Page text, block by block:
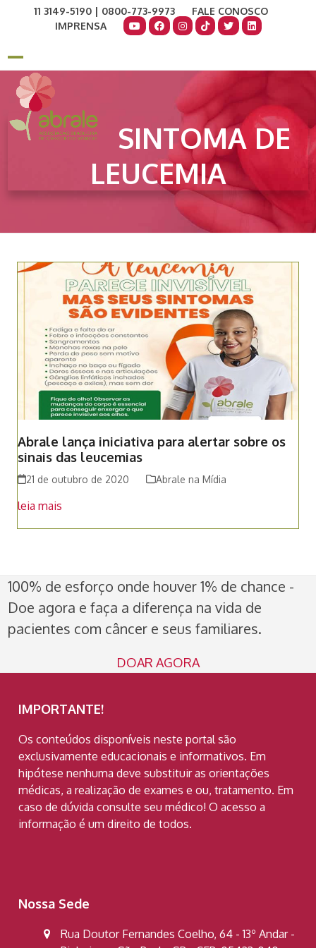
11 3149-5190 | 0800-773-9973
FALE CONOSCO
IMPRENSA
Open
mobile
menu
Close
mobile
menu
SINTOMA DE
LEUCEMIA
Abrale lança iniciativa para alertar sobre os
sinais das leucemias
21 de outubro de 2020 Abrale na Mídia
leia mais
100% de esforço onde houver 1% de chance -
Doe agora e faça a diferença na vida de
pacientes com câncer e seus familiares.
DOAR AGORA
IMPORTANTE!
Os conteúdos disponíveis neste portal são
exclusivamente educacionais e informativos. Em
hipótese nenhuma deve substituir as orientações
médicas, a realização de exames e ou, tratamento. Em
caso de dúvida consulte seu médico! O acesso a
informação é um direito de todos.
Nossa Sede
Rua Doutor Fernandes Coelho, 64 - 13º Andar -